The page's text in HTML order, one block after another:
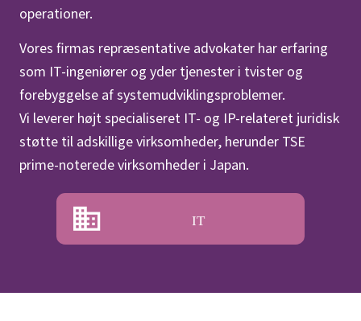
operationer.
Vores firmas repræsentative advokater har erfaring
som IT-ingeniører og yder tjenester i tvister og
forebyggelse af systemudviklingsproblemer.
Vi leverer højt specialiseret IT- og IP-relateret juridisk
støtte til adskillige virksomheder, herunder TSE
prime-noterede virksomheder i Japan.
IT